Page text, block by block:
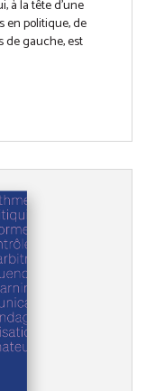
à la tête d’une
en politique, de
de gauche, est